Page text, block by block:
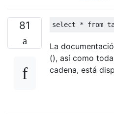
81 select * from
La
(), así como
cadena, está